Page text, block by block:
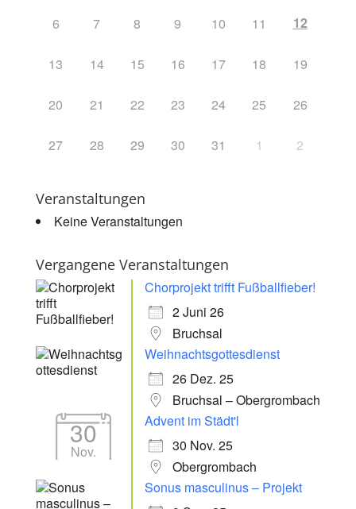
6 7 8 9 10 11 12
13 14 15 16 17 18 19
20 21 22 23 24 25 26
27 28 29 30 31 1 2
Veranstaltungen
Keine Veranstaltungen
Vergangene Veranstaltungen
Chorprojekt trifft Fußballfieber!
2 Juni 26
Bruchsal
Weihnachtsgottesdienst
26 Dez. 25
Bruchsal – Obergrombach
30
Nov.
Advent im Städt'l
30 Nov. 25
Obergrombach
Sonus masculinus – Projekt